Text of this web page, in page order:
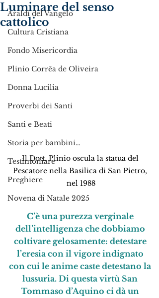
Araldi del Vangelo
Cultura Cristiana
Fondo Misericordia
Plinio Corrêa de Oliveira
Donna Lucilia
Proverbi dei Santi
Santi e Beati
Storia per bambini…
Testimoniare
Preghiere
Novena di Natale 2025
Luminare del senso
cattolico
Il Dott. Plinio oscula la statua del
Pescatore nella Basilica di San Pietro,
nel 1988
C’è una purezza verginale
dell’intelligenza che dobbiamo
coltivare gelosamente: detestare
l’eresia con il vigore indignato
con cui le anime caste detestano la
lussuria. Di questa virtù San
Tommaso d’Aquino ci dà un